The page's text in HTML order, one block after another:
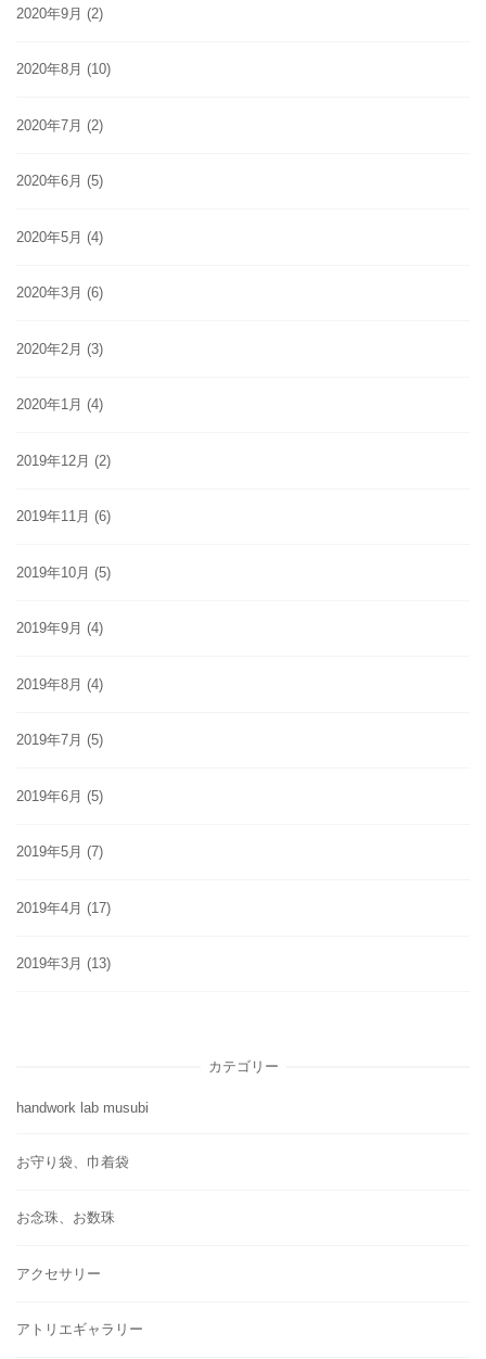
2020年9月 (2)
2020年8月 (10)
2020年7月 (2)
2020年6月 (5)
2020年5月 (4)
2020年3月 (6)
2020年2月 (3)
2020年1月 (4)
2019年12月 (2)
2019年11月 (6)
2019年10月 (5)
2019年9月 (4)
2019年8月 (4)
2019年7月 (5)
2019年6月 (5)
2019年5月 (7)
2019年4月 (17)
2019年3月 (13)
カテゴリー
handwork lab musubi
お守り袋、巾着袋
お念珠、お数珠
アクセサリー
アトリエギャラリー